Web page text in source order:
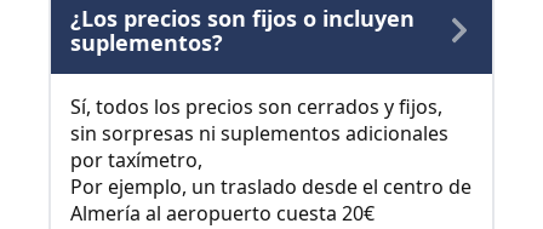
¿Los precios son fijos o incluyen
suplementos?
Sí, todos los precios son cerrados y fijos,
sin sorpresas ni suplementos adicionales
por taxímetro,
Por ejemplo, un traslado desde el centro de
Almería al aeropuerto cuesta 20€